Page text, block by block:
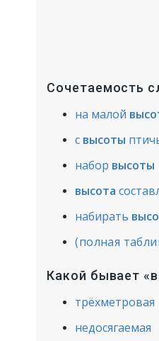
Сочетаемость
на малой
с высоты
набор высоты
высота
набирать
(полная
Какой бывает
трёхметровая
недосягаемая